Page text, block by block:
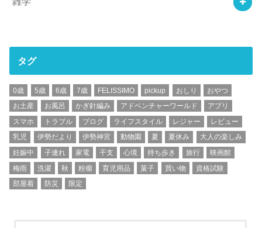
タグ
0歳 5歳 6歳 7歳 FELISSIMO pickup おしり
おやつ
お土産
お風呂 かぎ針編み アドベンチャーワールド
アプリ
スマホ
トラブル ブログ ライフスタイル レジャー
レビュー
乳児
伊勢だより 伊勢神宮 動物園 夏 夏休み
大人の楽しみ
妊娠中
子連れ 家電 干支 心境 持ち歩き 旅行
映画館
梅雨
洗濯 秋 粉瘤 育児用品 菓子 買い物
資格試験
部屋着
防災 限定